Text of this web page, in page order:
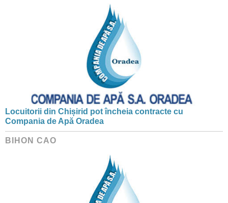
Locuitorii din Chișirid pot încheia contracte cu
Compania de Apă Oradea
BIHON CAO